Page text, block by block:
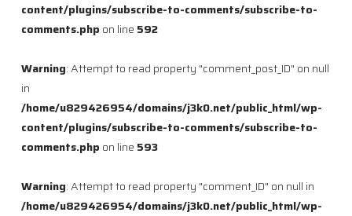
content/plugins/subscribe-to-comments/subscribe-to-
comments.php on line 592
Warning: Attempt to read property "comment_post_ID" on null
in
/home/u829426954/domains/j3k0.net/public_html/wp-
content/plugins/subscribe-to-comments/subscribe-to-
comments.php on line 593
Warning: Attempt to read property "comment_ID" on null in
/home/u829426954/domains/j3k0.net/public_html/wp-